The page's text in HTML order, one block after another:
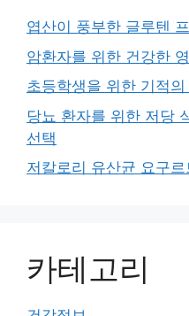
엽산이 풍부한 글루텐
암환자를 위한 건강한
초등학생을 위한 기적
당뇨 환자를 위한 저당
선택
저칼로리 유산균 요구
카테고리